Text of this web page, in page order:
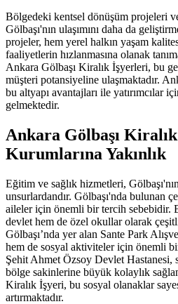
Bölgedeki kentsel dönüşüm projeleri ve
Gölbaşı'nın ulaşımını daha da
projeler, hem yerel halkın yaşam
faaliyetlerin hızlanmasına olanak
Ankara Gölbaşı Kiralık İşyerleri, bu
müşteri potansiyeline ulaşmaktadır.
bu altyapı avantajları ile yatırımcılar
gelmektedir.
Ankara Gölbaşı
Kurumlarına Yakınlık
Eğitim ve sağlık hizmetleri,
unsurlardandır. Gölbaşı'nda bulunan
aileler için önemli bir tercih sebebidir.
devlet hem de özel okullar olarak
Gölbaşı’nda yer alan Sante Park
hem de sosyal aktiviteler için önemli
Şehit Ahmet Özsoy Devlet Hastanesi,
bölge sakinlerine büyük kolaylık
Kiralık İşyeri, bu sosyal olanaklar
artırmaktadır.